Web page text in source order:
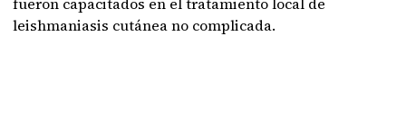
leishmaniasis cutánea no complicada.